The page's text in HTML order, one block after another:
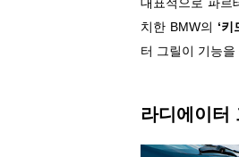
치한 BMW의 ‘키
터 그릴이 기능
라디에이터